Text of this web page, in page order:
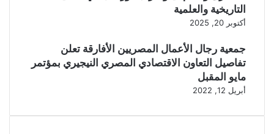
التاريخية والعلمية
أكتوبر 20, 2025
جمعية رجال الأعمال المصريين الأفارقة تعلن
تفاصيل التعاون الاقتصادي المصري النيجيري بمؤتمر
مايو المقبل
أبريل 12, 2022